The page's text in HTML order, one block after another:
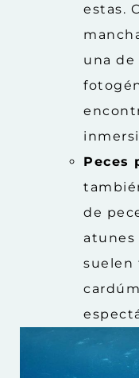
estas.
una de
Peces
de
atunes
suelen